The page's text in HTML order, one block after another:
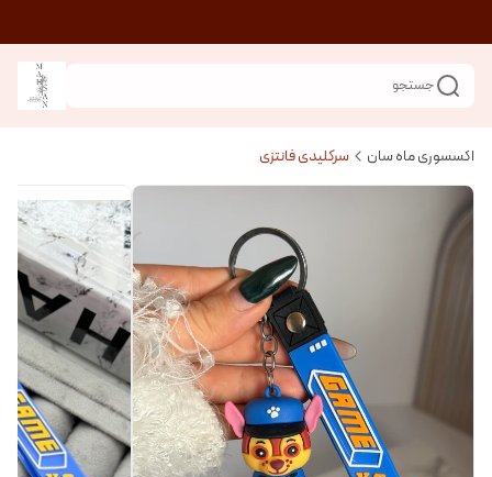
جستجو
اکسسوری ماه سان سرکلیدی فانتزی